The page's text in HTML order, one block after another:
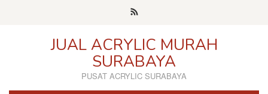
JUAL ACRYLIC MURAH
SURABAYA
PUSAT ACRYLIC SURABAYA